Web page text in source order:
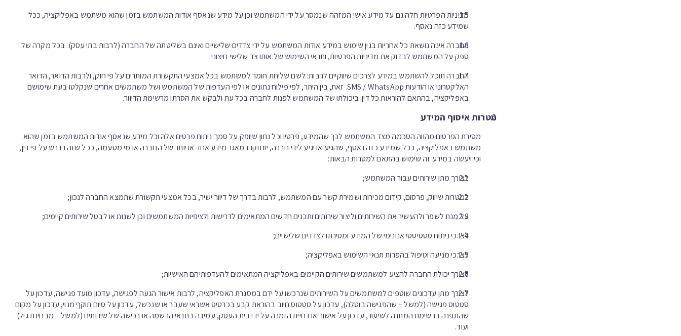
מדיניות הפרטיות חלה גם על מידע אישי המזהה שנמסר על ידי המשתמש וכן על מידע שנאסף אודות המשתמש בזמן שהוא משתמש באפליקציה, ככל
שמידע כזה נאסף.
החברה אינה נושאת כל אחריות בגין שימוש במידע אודות המשתמש על ידי צדדים שלישיים ואינם בשליטתה של החברה (לרבות בתי עסק). בכל מקרה של
ספק על המשתמש לבדוק את מדיניות הפרטיות, ותנאי השימוש של אותו צד שלישי חיצוני.
החברה תוכל להשתמש במידע לצרכים שיווקיים לרבות: לשם שליחת חומר למשתמש בכל אמצעי התקשורת המותרים על פי חוק, ולרבות הדואר, הדואר
האלקטרוני או הודעות SMS / WhatsApp. זאת, בין היתר, לפי פילוח נתונים או לפי העדפות של המשתמש ושל משתמשים אחרים שנקלטו בעת שימושם
באפליקציה, בהתאם להוראות כל דין. ביכולתו של המשתמש לפנות לחברה בכל עת ולבקש את הסרתו מרשימת הדיוור.
מטרות איסוף המידע
מסירת הפרטים מהווה הסכמה מצד המשתמש לכך שהמידע, פרטיו וכל נתון שיופק על סמך ניתוח פרטים אלה וכל מידע שנאסף אודות המשתמש בזמן שהוא
משתמש באפליקציה, ככל שמידע כזה נאסף, שהגיע או יגיע לידי חברה, יוחזקו במאגר מידע אחד או יותר של החברה או מי מטעמה, ככל שזה נדרש על פי דין,
וכי ייעשה במידע זה שימוש בהתאם למטרות הבאות:
לצורך מתן שירותים עבור המשתמש;
למטרות שיווק, פרסום, קידום מכירות ושמירת קשר עם המשתמש, לרבות בדרך של דיוור ישיר, בכל אמצעי תקשורת שתמצא החברה לנכון;
על מנת לשפר ולהעשיר את השירותים וליצור שירותים ותכנים חדשים המתאימים לדרישות ולציפיות המשתמשים וכן לשנות או לבטל שירותים קיימים;
לצרכי ניתוח סטטיסטי אנונימי של המידע ומסירתו לצדדים שלישיים;
לצרכי מניעה וטיפול בהפרות תנאי השימוש באפליקציה;
לצורך יכולת החברה להציע למשתמשים שירותים הקיימים באפליקציה המתאימים להעדפותיהם האישיות;
לצורך מתן עדכונים שוטפים למשתמשים על השירותים שנרכשו על ידם במסגרת האפליקציה, לרבות אישור הגעה לפגישה, עדכון מועד פגישה, עדכון על
סטטוס פגישה (למשל – שהפגישה בוטלה), עדכון על סטטוס חיוב בהוראת קבע בכרטיס אשראי שעבר או שנכשל, עדכון על סיום תוקף מנוי, עדכון על מקום
שהתפנה ברשימת המתנה לשיעור, עדכון על אישור או דחיית הזמנה על ידי בית העסק, עמידה בתנאי הרשמה או רכישה של שירותים (למשל – מבחינת גיל)
ועוד.